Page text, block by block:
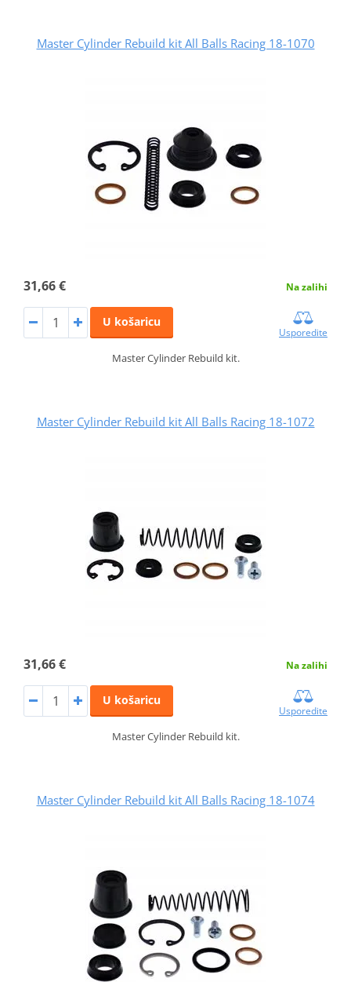
Master Cylinder Rebuild kit All Balls Racing 18-1070
31,66 € Na zalihi
U košaricu
Usporedite
Master Cylinder Rebuild kit.
Master Cylinder Rebuild kit All Balls Racing 18-1072
31,66 € Na zalihi
U košaricu
Usporedite
Master Cylinder Rebuild kit.
Master Cylinder Rebuild kit All Balls Racing 18-1074